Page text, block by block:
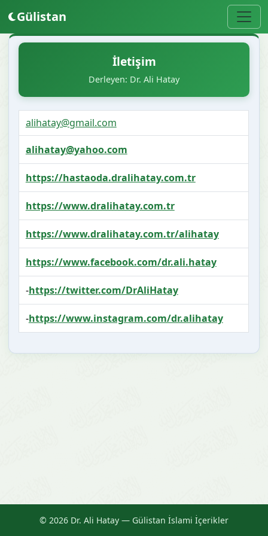
Gülistan
İletişim
Derleyen: Dr. Ali Hatay
alihatay@gmail.com
alihatay@yahoo.com
https://hastaoda.dralihatay.com.tr
https://www.dralihatay.com.tr
https://www.dralihatay.com.tr/alihatay
https://www.facebook.com/dr.ali.hatay
-https://twitter.com/DrAliHatay
-https://www.instagram.com/dr.alihatay
© 2026 Dr. Ali Hatay — Gülistan İslami İçerikler